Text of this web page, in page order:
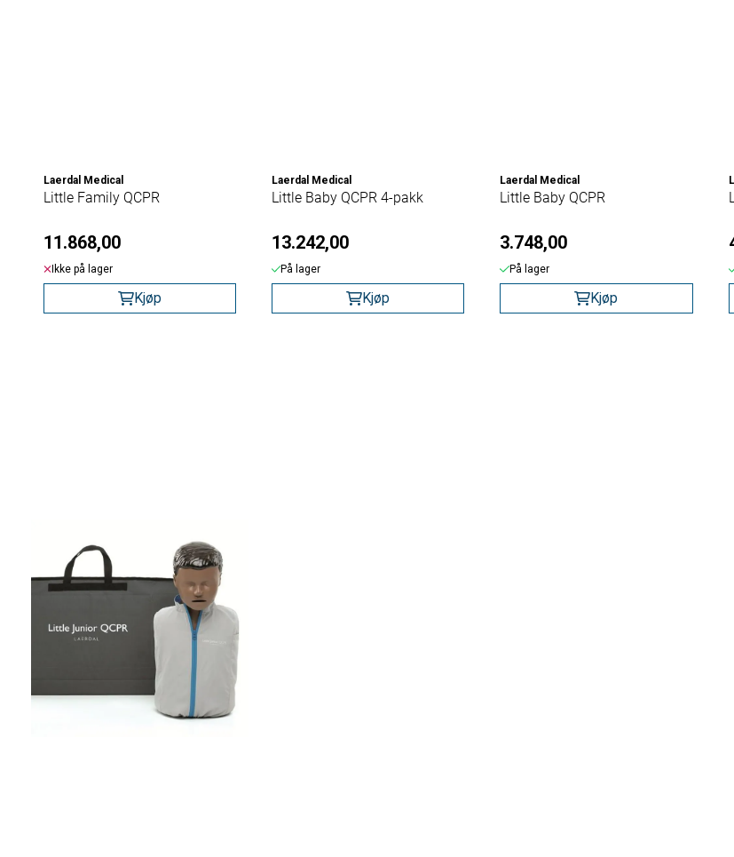
Laerdal Medical
Little Family QCPR
11.868,00
Ikke på lager
Kjøp
Laerdal Medical
Little Baby QCPR 4-pakk
13.242,00
På lager
Kjøp
Laerdal Medical
Little Baby QCPR
3.748,00
På lager
Kjøp